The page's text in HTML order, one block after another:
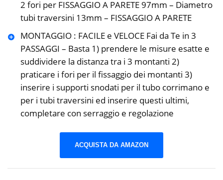
2 fori per FISSAGGIO A PARETE 97mm – Diametro
tubi traversini 13mm – FISSAGGIO A PARETE
MONTAGGIO : FACILE e VELOCE Fai da Te in 3
PASSAGGI – Basta 1) prendere le misure esatte e
suddividere la distanza tra i 3 montanti 2)
praticare i fori per il fissaggio dei montanti 3)
inserire i supporti snodati per il tubo corrimano e
per i tubi traversini ed inserire questi ultimi,
completare con serraggio e regolazione
ACQUISTA DA AMAZON